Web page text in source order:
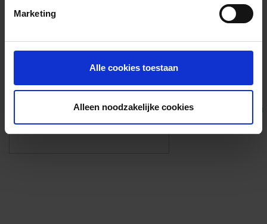
Marketing
Alle cookies toestaan
Alleen noodzakelijke cookies
Foto’s ({{photos.length}})
Eigen foto’s